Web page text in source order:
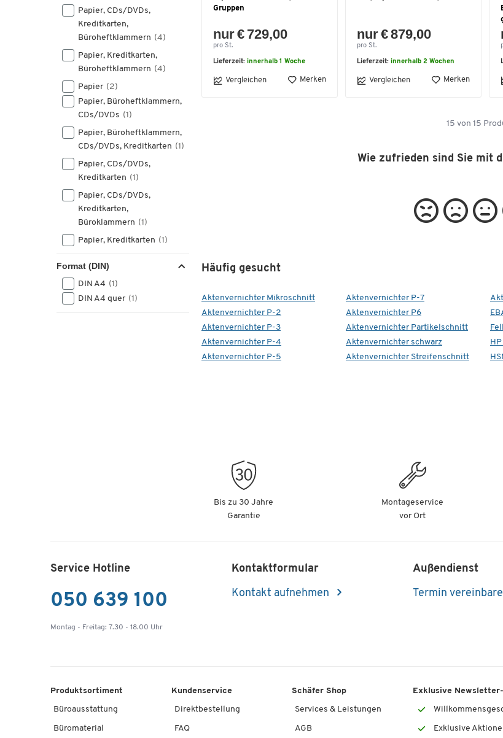
Papier, CDs/DVDs,
Kreditkarten,
Büroheftklammern (4)
Papier, Kreditkarten,
Büroheftklammern (4)
Papier (2)
Papier, Büroheftklammern,
CDs/DVDs (1)
Papier, Büroheftklammern,
CDs/DVDs, Kreditkarten (1)
Papier, CDs/DVDs,
Kreditkarten (1)
Papier, CDs/DVDs,
Kreditkarten,
Büroklammern (1)
Papier, Kreditkarten (1)
Format (DIN)
DIN A4 (1)
DIN A4 quer (1)
Gruppen
nur € 729,00
pro St.
Lieferzeit: innerhalb 1 Woche
Vergleichen Merken
nur € 879,00
pro St.
Lieferzeit: innerhalb 2 Wochen
Vergleichen Merken
15 von 15
Wie zufrieden sind Sie mit
Häufig gesucht
Aktenvernichter Mikroschnitt
Aktenvernichter P-2
Aktenvernichter P-3
Aktenvernichter P-4
Aktenvernichter P-5
Aktenvernichter P-7
Aktenvernichter P6
Aktenvernichter Partikelschnitt
Aktenvernichter schwarz
Aktenvernichter Streifenschnitt
Bis zu 30 Jahre
Garantie
Montageservice
vor Ort
Service Hotline
050 639 100
Montag - Freitag: 7.30 - 18.00 Uhr
Kontaktformular
Kontakt aufnehmen
Außendienst
Termin
Produktsortiment
Büroausstattung
Büromaterial
Kundenservice
Direktbestellung
FAQ
Schäfer Shop
Services & Leistungen
AGB
Exklusive
Exklusive